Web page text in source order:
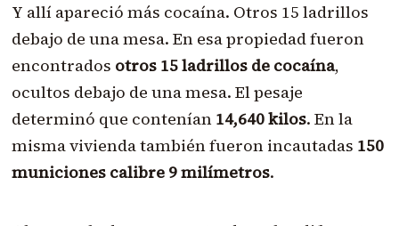
Y allí apareció más cocaína. Otros 15 ladrillos
debajo de una mesa. En esa propiedad fueron
encontrados otros 15 ladrillos de cocaína,
ocultos debajo de una mesa. El pesaje
determinó que contenían 14,640 kilos. En la
misma vivienda también fueron incautadas 150
municiones calibre 9 milímetros.